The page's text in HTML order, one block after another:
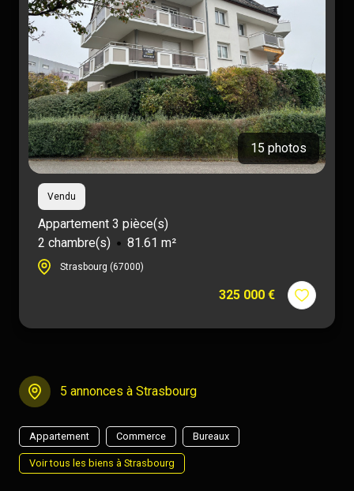
15 photos
Vendu
Appartement 3 pièce(s)
2 chambre(s)
81.61 m²
Strasbourg (67000)
325 000 €
5 annonces à Strasbourg
Appartement Commerce Bureaux
Voir tous les biens à Strasbourg